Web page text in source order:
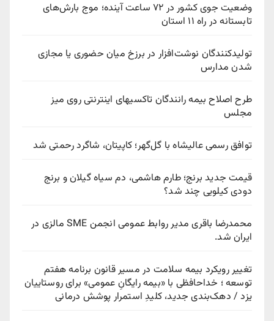
وضعیت جوی کشور در ۷۲ ساعت آینده؛ موج بارش‌های
تابستانه در راه ۱۱ استان
تولیدکنندگان نوشت‌افزار در برزخ میان حضوری یا مجازی
شدن مدارس
طرح اصلاح بیمه رانندگان تاکسیهای اینترنتی روی میز
مجلس
توافق رسمی عالیشاه با گل‌گهر؛ کاپیتان، شاگرد رحمتی شد
قیمت جدید برنج؛ طارم هاشمی، دم سیاه گیلان و برنج
دودی کیلویی چند شد؟
محمدرضا باقری مدیر روابط عمومی انجمن SME مالزی در
ایران شد.
تغییر رویکرد بیمه سلامت در مسیر قانون برنامه هفتم
توسعه ؛ خداحافظی با «بیمه رایگانِ عمومی» برای روستاییان
یزد / دهک‌بندی جدید، کلیدِ استمرار پوشش درمانی